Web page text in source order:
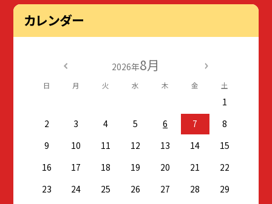
カレンダー
2026年8月
日 月 火 水 木 金 土
1
2
3 4 5 6 7
8
9
10 11 12 13 14
15
16
17 18 19 20 21
22
23
24 25 26 27 28
29